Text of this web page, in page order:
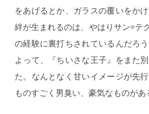
をあげるとか、ガラスの覆いをか
絆が生まれるのは、やはりサン=テ
の経験に裏打ちされているんだろ
よって、『ちいさな王子』をまた
た。なんとなく甘いイメージが先
ものすごく男臭い、豪気なものがあ